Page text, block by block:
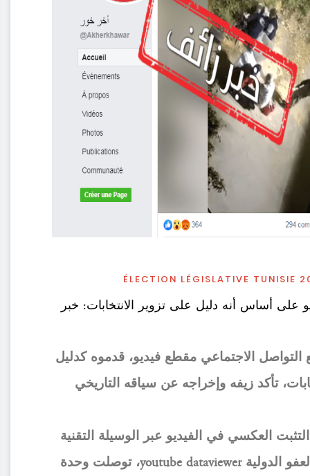
ÉLECTION LÉGISLATIVE TUNISIE
على أساس أنه دليل على تزوير الانتخابات: خبر
التواصل الاجتماعي مقطع فيديو، قدموه كدليل
تأكد زيفه وإخراجه عن سياقه التاريخي
العكسي في الفيديو عبر الوسيلة التقنية
التابعة لمنظمة العفو الدولية youtube dataviewer، توصلت وحدة